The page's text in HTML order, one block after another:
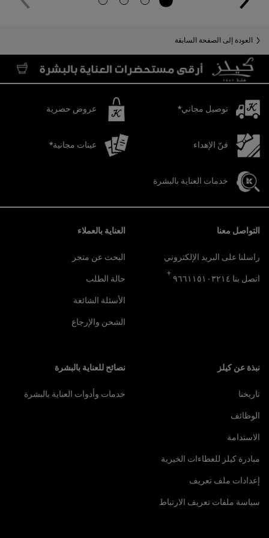
العودة إلى الصفحة السابقة
توصيل مجاني* عروض حصرية
فنّ الإهداء عينات مجانية*
خدمات العناية بالبشرة
التواصل معنا
راسلنا على البريد الإلكتروني
اتصل بنا ٩٦٦١١٥١٠٣٢١٤
+
العناية بالعملاء
البحث عن متجر
حالة الطلب
الأسئلة الشائعة
الشحن والإرجاع
نبذة عن كيلز
تاريخنا
الوظائف
الاستدامة
مبادرة كيلز للعطاءات الخيرية
إعدادات ملف تعريف
سياسة ملفات تعريف الارتباط
نصائح للعناية بالبشرة
خدمات وأدوات العناية بالبشرة